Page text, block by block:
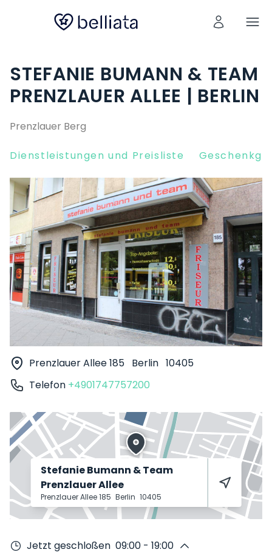
STEFANIE BUMANN & TEAM
PRENZLAUER ALLEE | BERLIN
Prenzlauer Berg
Dienstleistungen und Preisliste
Prenzlauer Allee 185 Berlin 10405
Telefon +4901747757200
Stefanie Bumann & Team
Prenzlauer Allee
Prenzlauer Allee 185 Berlin 10405
Jetzt geschloßen 09:00 - 19:00